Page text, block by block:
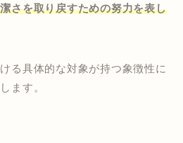
さを取り戻すための努力を表し
る具体的な対象が持つ象徴性に
ます。